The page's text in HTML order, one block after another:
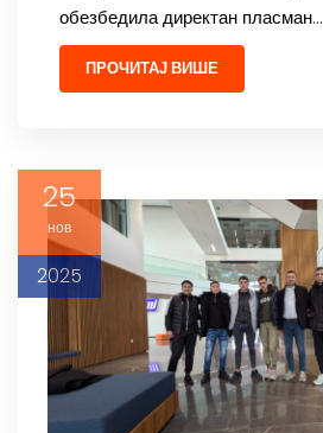
обезбедила директан пласман…
ПРОЧИТАЈ ВИШЕ
25
нов
2025